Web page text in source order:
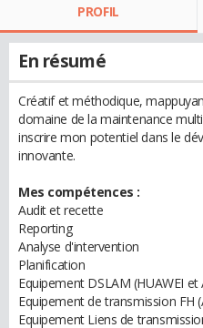
PROFIL
En résumé
Créatif et méthodique,
domaine de la maintenance
inscrire mon potentiel dans le
innovante.
Mes compétences :
Audit et recette
Reporting
Analyse d'intervention
Planification
Equipement DSLAM (HUAWEI et
Equipement de transmission FH
Equipement Liens de